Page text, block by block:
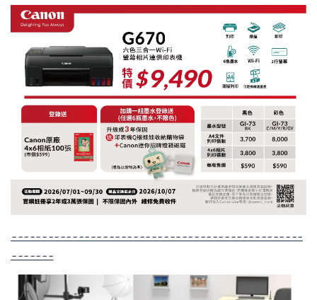
------------------------------------------------
-------